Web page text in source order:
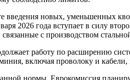
введения новых, уменьшенных
2026 года вступает в силу
связанные с производством
работу по расширению
включая проволоку и
нормы, Еврокомиссия